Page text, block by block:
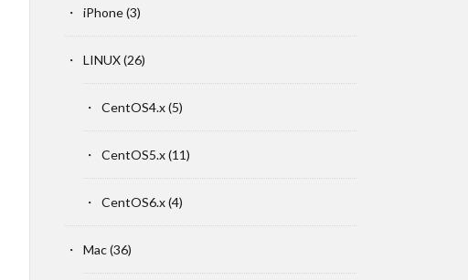
iPhone(3)
LINUX(26)
CentOS4.x(5)
CentOS5.x(11)
CentOS6.x(4)
Mac(36)